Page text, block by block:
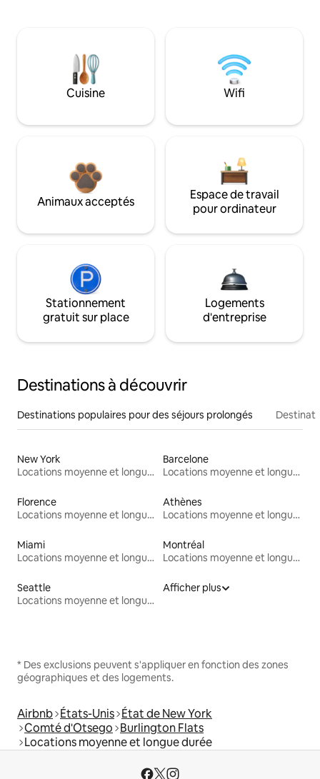
Cuisine Wifi
Animaux acceptés
Espace de travail
pour ordinateur
Stationnement
gratuit sur place
Logements
d'entreprise
Destinations à découvrir
Destinations populaires pour des séjours prolongés
New York
Locations moyenne et longue durée
Barcelone
Locations moyenne et longue durée
Florence
Locations moyenne et longue durée
Athènes
Locations moyenne et longue durée
Miami
Locations moyenne et longue durée
Montréal
Locations moyenne et longue durée
Seattle
Locations moyenne et longue durée
Afficher plus
* Des exclusions peuvent s'appliquer en fonction des zones
géographiques et des logements.
Airbnb États-Unis État de New York
Comté d'Otsego Burlington Flats
Locations moyenne et longue durée